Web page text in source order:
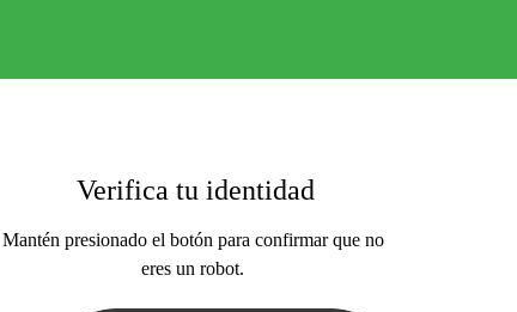
Verifica tu identidad
Mantén presionado el botón para confirmar que no
eres un robot.